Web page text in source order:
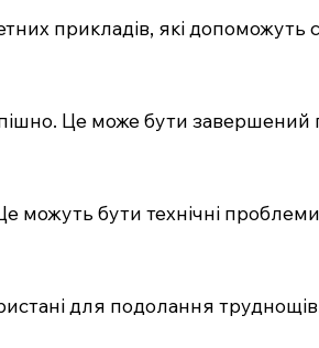
прикладів, які допоможуть
Це може бути завершений
можуть бути технічні
для подолання